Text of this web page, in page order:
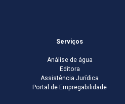
Serviços
Análise de água
Editora
Assistência Jurídica
Portal de Empregabilidade